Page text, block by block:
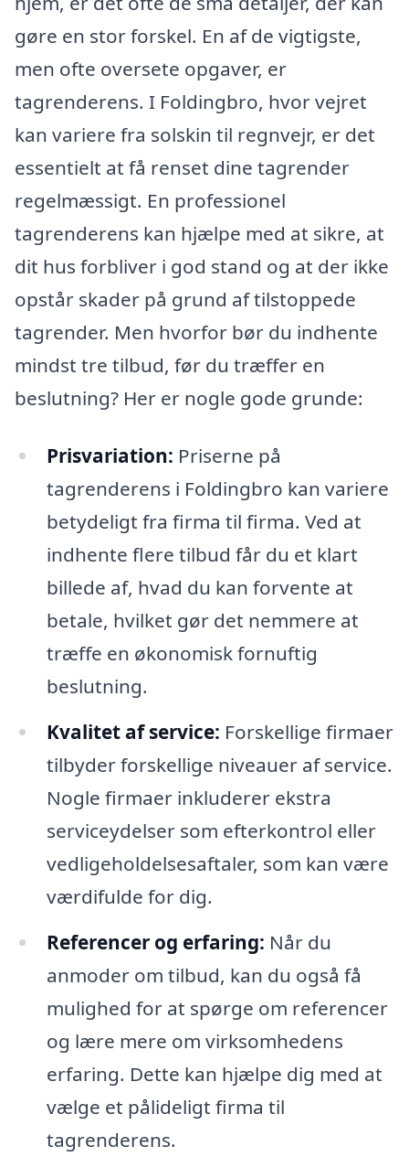
gøre en stor forskel. En af de vigtigste,
men ofte oversete opgaver, er
tagrenderens. I Foldingbro, hvor vejret
kan variere fra solskin til regnvejr, er det
essentielt at få renset dine tagrender
regelmæssigt. En professionel
tagrenderens kan hjælpe med at sikre, at
dit hus forbliver i god stand og at der ikke
opstår skader på grund af tilstoppede
tagrender. Men hvorfor bør du indhente
mindst tre tilbud, før du træffer en
beslutning? Her er nogle gode grunde:
Prisvariation: Priserne på
tagrenderens i Foldingbro kan variere
betydeligt fra firma til firma. Ved at
indhente flere tilbud får du et klart
billede af, hvad du kan forvente at
betale, hvilket gør det nemmere at
træffe en økonomisk fornuftig
beslutning.
Kvalitet af service: Forskellige firmaer
tilbyder forskellige niveauer af service.
Nogle firmaer inkluderer ekstra
serviceydelser som efterkontrol eller
vedligeholdelsesaftaler, som kan være
værdifulde for dig.
Referencer og erfaring: Når du
anmoder om tilbud, kan du også få
mulighed for at spørge om referencer
og lære mere om virksomhedens
erfaring. Dette kan hjælpe dig med at
vælge et pålideligt firma til
tagrenderens.